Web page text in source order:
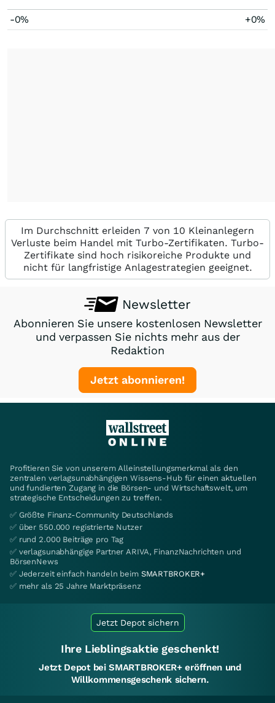
-0% +0%
Im Durchschnitt erleiden 7 von 10 Kleinanlegern
Verluste beim Handel mit Turbo-Zertifikaten. Turbo-
Zertifikate sind hoch risikoreiche Produkte und
nicht für langfristige Anlagestrategien geeignet.
Newsletter
Abonnieren Sie unsere kostenlosen Newsletter
und verpassen Sie nichts mehr aus der
Redaktion
Jetzt abonnieren!
Profitieren Sie von unserem Alleinstellungsmerkmal als den
zentralen verlagsunabhängigen Wissens-Hub für einen aktuellen
und fundierten Zugang in die Börsen- und Wirtschaftswelt, um
strategische Entscheidungen zu treffen.
✅ Größte Finanz-Community Deutschlands
✅ über 550.000 registrierte Nutzer
✅ rund 2.000 Beiträge pro Tag
✅ verlagsunabhängige Partner ARIVA, FinanzNachrichten und
BörsenNews
✅ Jederzeit einfach handeln beim SMARTBROKER+
✅ mehr als 25 Jahre Marktpräsenz
Jetzt Depot sichern
Ihre Lieblingsaktie geschenkt!
Jetzt Depot bei SMARTBROKER+ eröffnen und
Willkommensgeschenk sichern.